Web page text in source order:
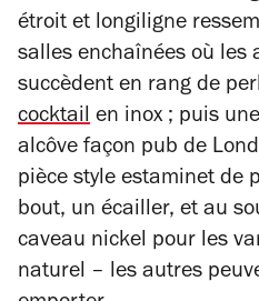
étroit et longiligne
salles enchaînées où les
succèdent en rang de
cocktail en inox ; puis
alcôve façon pub de
pièce style estaminet de
bout, un écailler, et au
caveau nickel pour les
naturel – les autres